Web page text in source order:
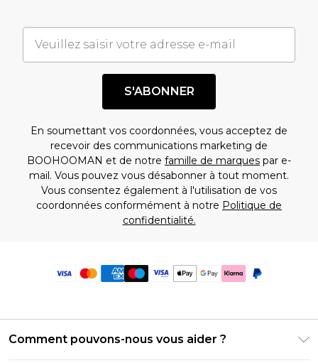
S'ABONNER
En soumettant vos coordonnées, vous acceptez de
recevoir des communications marketing de
BOOHOOMAN et de notre famille de marques par e-
mail. Vous pouvez vous désabonner à tout moment.
Vous consentez également à l'utilisation de vos
coordonnées conformément à notre Politique de
confidentialité.
Comment pouvons-nous vous aider ?